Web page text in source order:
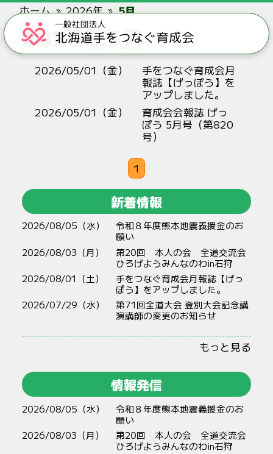
ホーム 2026年 5月
2026年5月
2026/05/01（金）
手をつなぐ育成会月
報誌【げっぽう】を
アップしました。
2026/05/01（金）
育成会会報誌 げっ
ぽう 5月号（第820
号）
1
新着情報
2026/08/05（水）
令和８年度熊本地震義援金のお
願い
2026/08/03（月）
第20回 本人の会 全道交流会
ひろげようみんなのわin石狩
2026/08/01（土）
手をつなぐ育成会月報誌【げっ
ぽう】をアップしました。
2026/07/29（水）
第71回全道大会 登別大会記念講
演講師の変更のお知らせ
もっと見る
情報発信
2026/08/05（水）
令和８年度熊本地震義援金のお
願い
2026/08/03（月）
第20回 本人の会 全道交流会
ひろげようみんなのわin石狩